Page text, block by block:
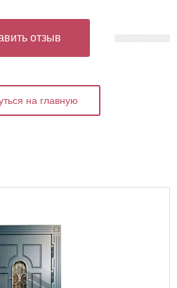
отзыв
на главную